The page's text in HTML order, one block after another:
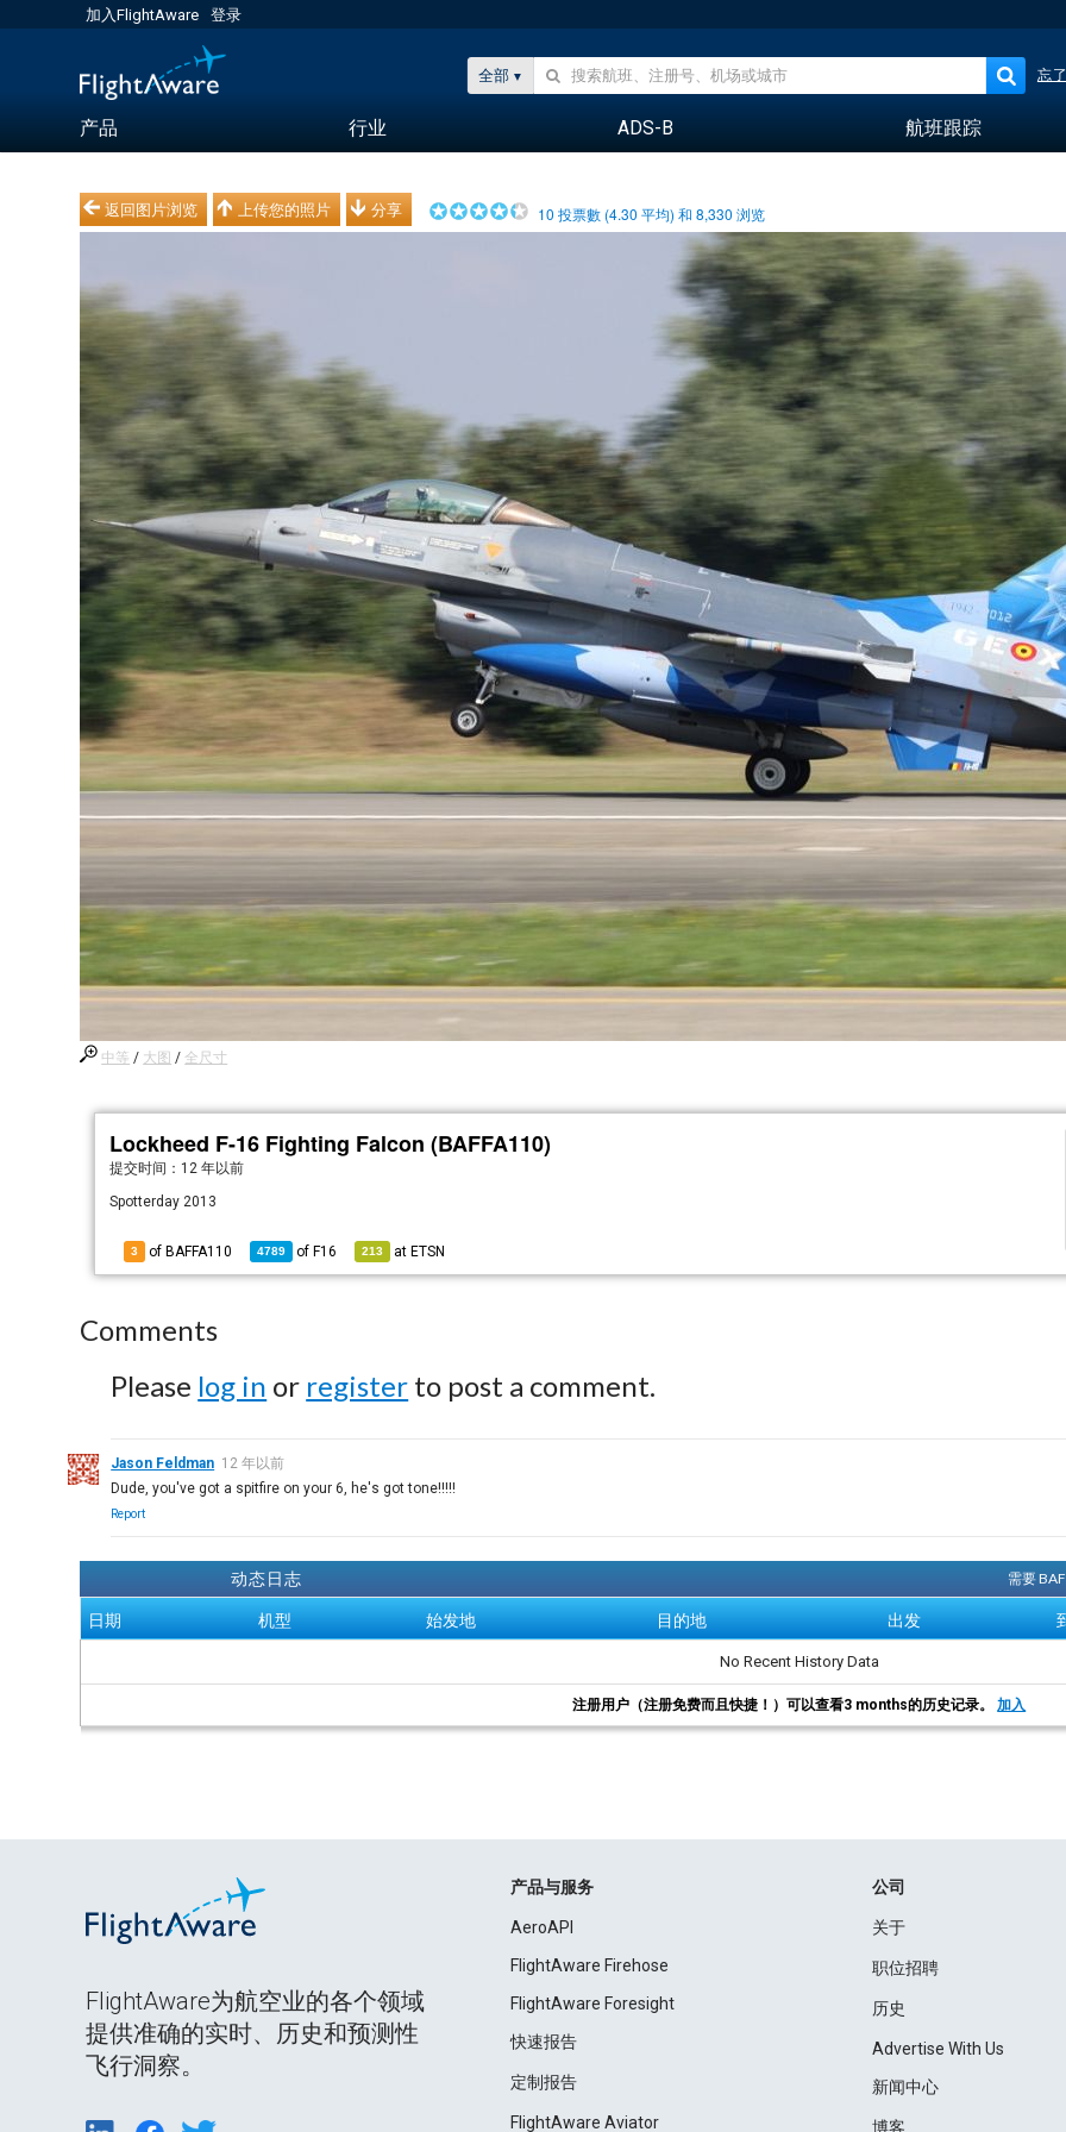
加入FlightAware 登录
全部 忘
产品 行业 ADS-B 航班跟踪
返回图片浏览 上传您的照片 分享 10 投票數 (4.30 平均) 和8,330 浏览
中等 / 大图 / 全尺寸
Lockheed F-16 Fighting Falcon (BAFFA110)
提交时间： 12 年以前
Spotterday 2013
3 of BAFFA110 4789 of F16 213 at ETSN
Comments
Please log in or register to post a comment.
Jason Feldman 12 年以前
Dude, you've got a spitfire on your 6, he's got tone!!!!!
Report
动态日志 需要
日期 机型 始发地 目的地 出发
No Recent History Data
注册用户（注册免费而且快捷！）可以查看3 months的历史记录。加入
FlightAware为航空业的各个领域
提供准确的实时、历史和预测性
飞行洞察。
产品与服务
AeroAPI
FlightAware Firehose
FlightAware Foresight
快速报告
定制报告
FlightAware Aviator
公司
关于
职位招聘
历史
Advertise With Us
新闻中心
博客